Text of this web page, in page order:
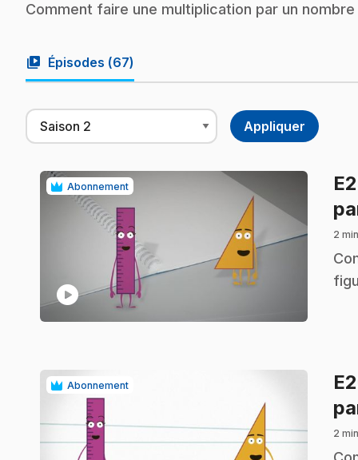
Comment faire une multiplication par un
video_library Épisodes (67)
Abonnement
play_circle
2
.
Abonnement
2